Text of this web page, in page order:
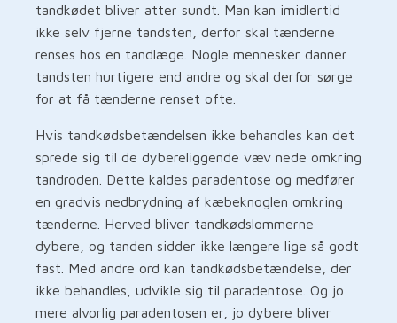
tandkødet bliver atter sundt. Man kan imidlertid
ikke selv fjerne tandsten, derfor skal tænderne
renses hos en tandlæge. Nogle mennesker danner
tandsten hurtigere end andre og skal derfor sørge
for at få tænderne renset ofte.
Hvis tandkødsbetændelsen ikke behandles kan det
sprede sig til de dybereliggende væv nede omkring
tandroden. Dette kaldes paradentose og medfører
en gradvis nedbrydning af kæbeknoglen omkring
tænderne. Herved bliver tandkødslommerne
dybere, og tanden sidder ikke længere lige så godt
fast. Med andre ord kan tandkødsbetændelse, der
ikke behandles, udvikle sig til paradentose. Og jo
mere alvorlig paradentosen er, jo dybere bliver